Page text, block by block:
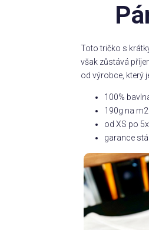
Toto tričko s
však zůstává
od výrobce, který
100%
190g na m2
od XS po
garance